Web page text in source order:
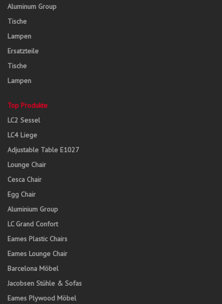
Aluminum Group
Tische
Lampen
Ersatzteile
Tische
Lampen
Top Produkte
LC2 Sessel
LC4 Liege
Adjustable Table E1027
Lounge Chair
Cesca Chair
Egg Chair
Aluminium Group
LC Grand Confort
Eames Plastic Chairs
Eames Lounge Chair
Barcelona Möbel
Jacobsen Stühle & Sofas
Eames Plywood Möbel